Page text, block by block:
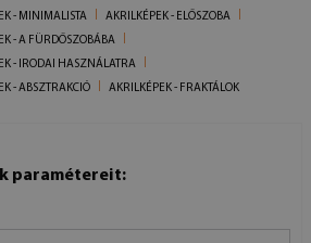
- MINIMALISTA
AKRILKÉPEK - ELŐSZOBA
- A FÜRDŐSZOBÁBA
- IRODAI HASZNÁLATRA
- ABSZTRAKCIÓ
AKRILKÉPEK - FRAKTÁLOK
paramétereit: